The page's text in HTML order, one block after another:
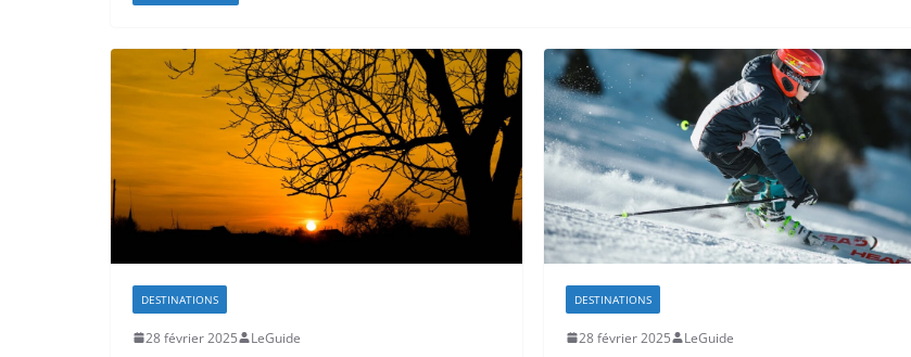
DESTINATIONS
28 février 2025 LeGuide
DESTINATIONS
28 février 2025 LeGuide